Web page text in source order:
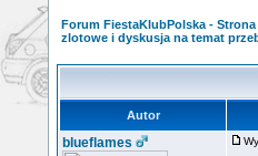
Forum FiestaKlubPolska - Strona
zlotowe i dyskusja na temat
Autor
blueflames